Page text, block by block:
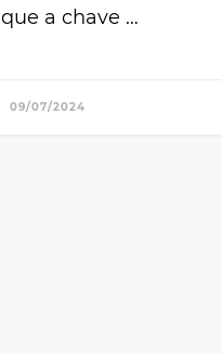
que a chave …
09/07/2024